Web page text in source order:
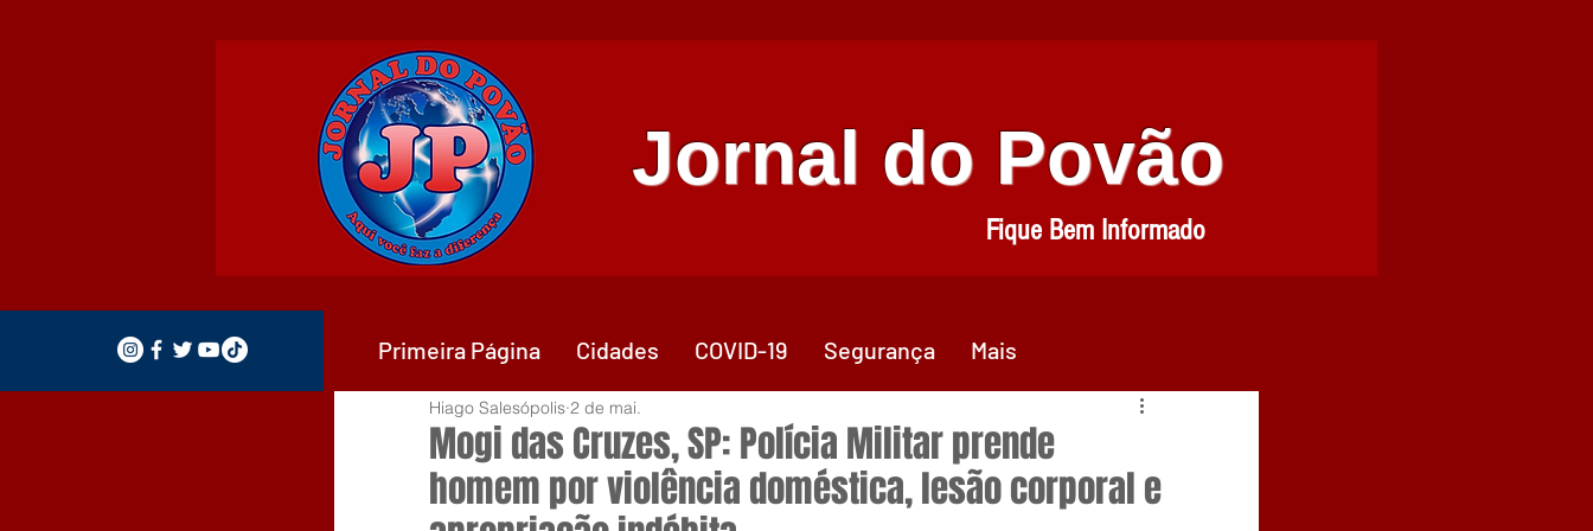
Jornal do Povão
Fique Bem Informado
Mogi das Cruzes, SP: Polícia Militar prende
homem por violência doméstica, lesão corporal e
Hiago Salesópolis 2 de mai.
Primeira Página Cidades COVID-19 Segurança Mais